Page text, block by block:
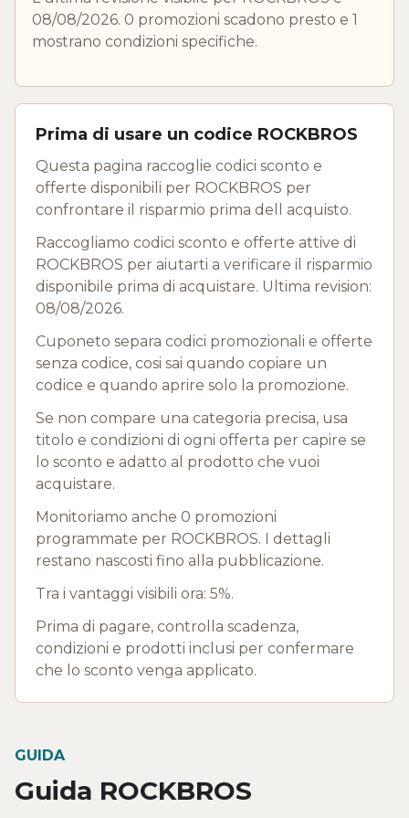
08/08/2026. 0 promozioni scadono presto e 1
mostrano condizioni specifiche.
Prima di usare un codice ROCKBROS
Questa pagina raccoglie codici sconto e
offerte disponibili per ROCKBROS per
confrontare il risparmio prima dell acquisto.
Raccogliamo codici sconto e offerte attive di
ROCKBROS per aiutarti a verificare il risparmio
disponibile prima di acquistare. Ultima revision:
08/08/2026.
Cuponeto separa codici promozionali e offerte
senza codice, cosi sai quando copiare un
codice e quando aprire solo la promozione.
Se non compare una categoria precisa, usa
titolo e condizioni di ogni offerta per capire se
lo sconto e adatto al prodotto che vuoi
acquistare.
Monitoriamo anche 0 promozioni
programmate per ROCKBROS. I dettagli
restano nascosti fino alla pubblicazione.
Tra i vantaggi visibili ora: 5%.
Prima di pagare, controlla scadenza,
condizioni e prodotti inclusi per confermare
che lo sconto venga applicato.
GUIDA
Guida ROCKBROS